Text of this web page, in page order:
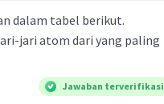
dalam tabel berikut.
Jawaban terverifikasi